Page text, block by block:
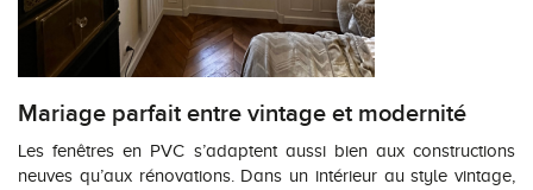
Mariage parfait entre vintage et modernité
Les fenêtres en PVC s’adaptent aussi bien aux constructions
neuves qu’aux rénovations. Dans un intérieur au style vintage,